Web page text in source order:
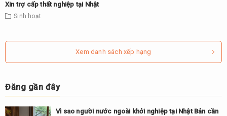
Xin trợ cấp thất nghiệp tại Nhật
Sinh hoạt
Xem danh sách xếp hạng
Đăng gần đây
Vì sao người nước ngoài khởi nghiệp tại Nhật Bản cần